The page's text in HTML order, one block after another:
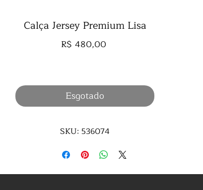
Calça Jersey Premium Lisa
R$ 480,00
Esgotado
SKU: 536074